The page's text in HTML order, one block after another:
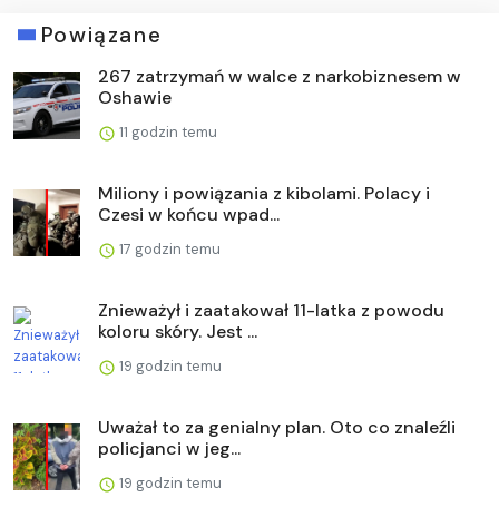
Powiązane
267 zatrzymań w walce z narkobiznesem w
Oshawie
11 godzin temu
Miliony i powiązania z kibolami. Polacy i
Czesi w końcu wpad...
17 godzin temu
Znieważył i zaatakował 11-latka z powodu
koloru skóry. Jest ...
19 godzin temu
Uważał to za genialny plan. Oto co znaleźli
policjanci w jeg...
19 godzin temu